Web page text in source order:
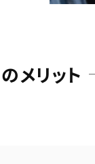
メリット